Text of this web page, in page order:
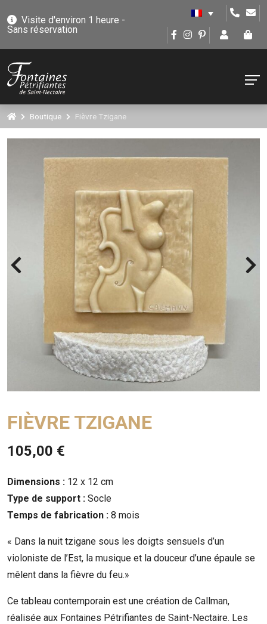
Visite d'environ 1 heure -
Sans réservation
Boutique Fièvre Tzigane
FIÈVRE TZIGANE
105,00 €
Dimensions : 12 x 12 cm
Type de support : Socle
Temps de fabrication : 8 mois
« Dans la nuit tzigane sous les doigts sensuels d’un
violoniste de l’Est, la musique et la douceur d’une épaule se
mêlent dans la fièvre du feu.»
Ce tableau contemporain est une création de Callman,
réalisée aux Fontaines Pétrifiantes de Saint-Nectaire. Les